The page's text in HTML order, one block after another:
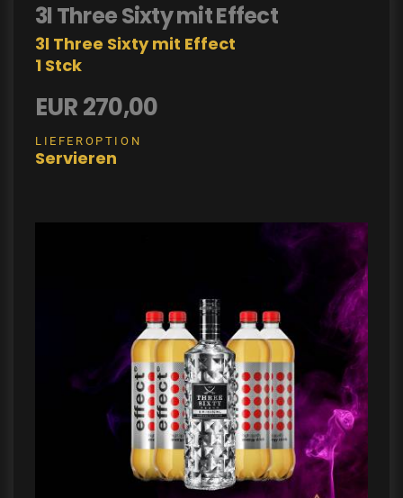
3l Three Sixty mit Effect
3l Three Sixty mit Effect
1 Stck
EUR 270,00
LIEFEROPTION
Servieren